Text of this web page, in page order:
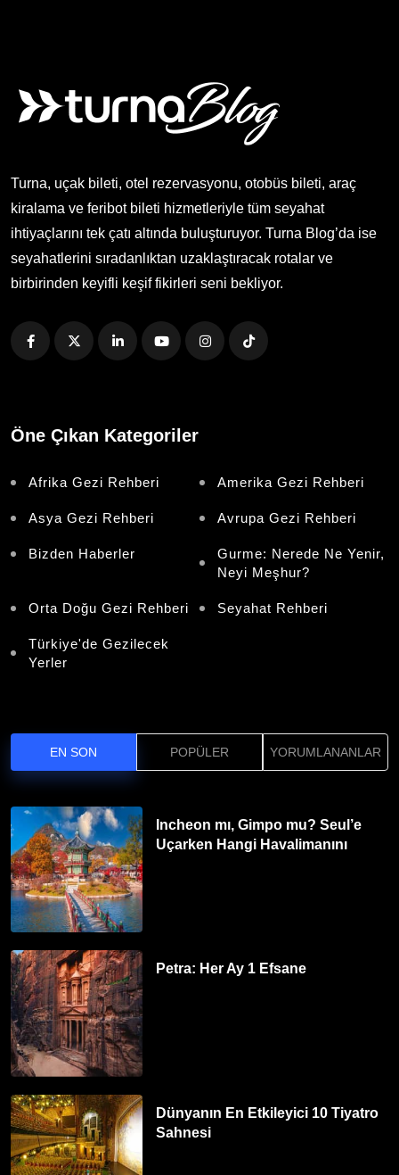
Turna, uçak bileti, otel rezervasyonu, otobüs bileti, araç
kiralama ve feribot bileti hizmetleriyle tüm seyahat
ihtiyaçlarını tek çatı altında buluşturuyor. Turna Blog’da ise
seyahatlerini sıradanlıktan uzaklaştıracak rotalar ve
birbirinden keyifli keşif fikirleri seni bekliyor.
Öne Çıkan Kategoriler
Afrika Gezi Rehberi Amerika Gezi Rehberi
Asya Gezi Rehberi Avrupa Gezi Rehberi
Bizden Haberler
Gurme: Nerede Ne Yenir,
Neyi Meşhur?
Orta Doğu Gezi Rehberi Seyahat Rehberi
Türkiye'de Gezilecek
Yerler
EN SON POPÜLER YORUMLANANLAR
Incheon mı, Gimpo mu? Seul’e
Uçarken Hangi Havalimanını
Petra: Her Ay 1 Efsane
Dünyanın En Etkileyici 10 Tiyatro
Sahnesi